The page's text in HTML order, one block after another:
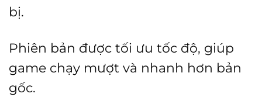
bị.
Phiên bản được tối ưu tốc độ, giúp
game chạy mượt và nhanh hơn bản
gốc.